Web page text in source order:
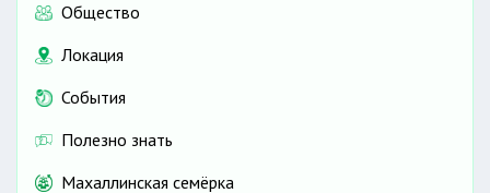
Общество
Локация
События
Полезно знать
Махаллинская семёрка